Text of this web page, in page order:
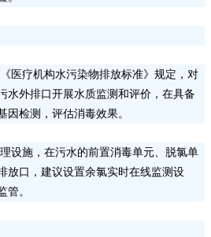
医疗机构水污染物排放标准》规定，对
水外排口开展水质监测和评价，在具备
因检测，评估消毒效果。
设施，在污水的前置消毒单元、脱氯单
放口，建议设置余氯实时在线监测设
管。